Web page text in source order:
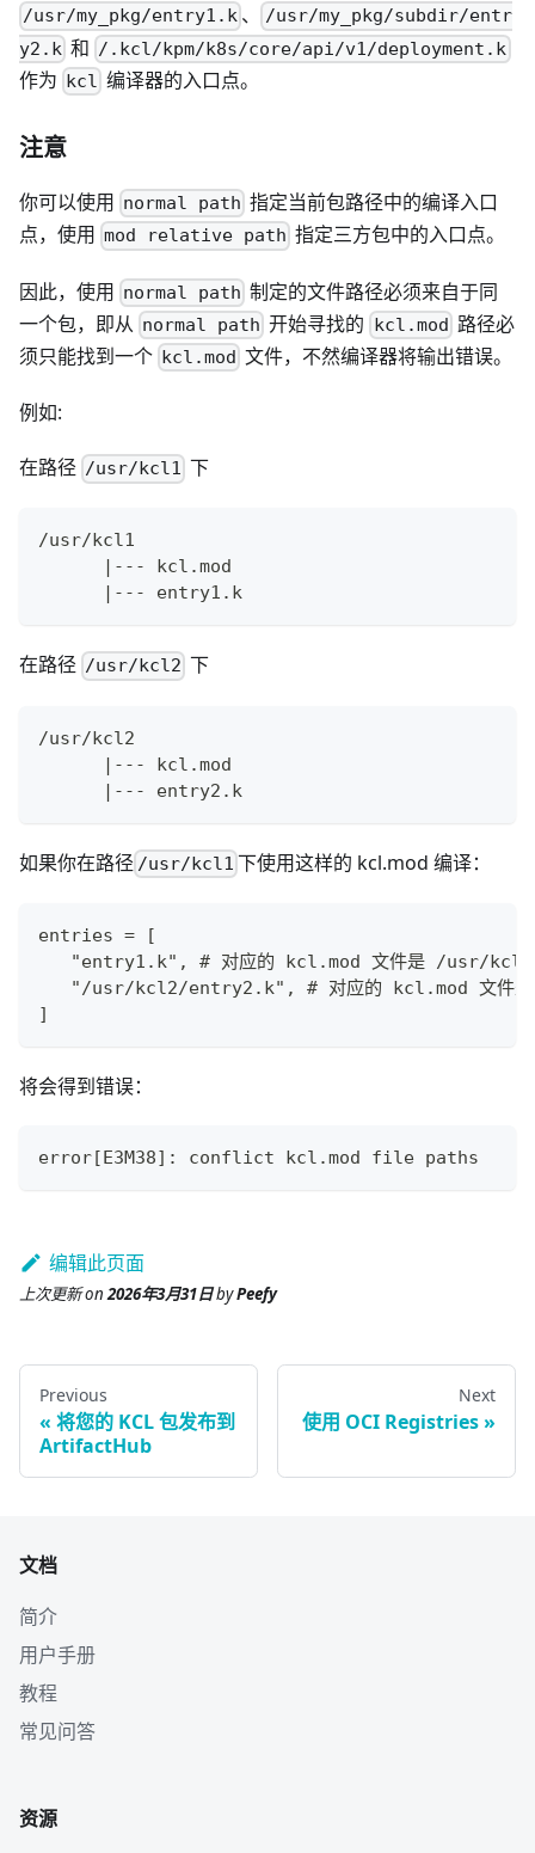
/usr/my_pkg/entry1.k 、
/usr/my_pkg/subdir/entr
y2.k 和 /.kcl/kpm/k8s/core/api/v1/deployment.k
作为 kcl 编译器的入口点。
注意
你可以使用 normal path 指定当前包路径中的编译入口
点，使用 mod relative path 指定三方包中的入口点。
因此，使用 normal path 制定的文件路径必须来自于同
一个包，即从 normal path 开始寻找的 kcl.mod 路径必
须只能找到一个 kcl.mod 文件，不然编译器将输出错误。
例如:
在路径 /usr/kcl1 下
/usr/kcl1
      |--- kcl.mod
      |--- entry1.k
在路径 /usr/kcl2 下
/usr/kcl2
      |--- kcl.mod
      |--- entry2.k
如果你在路径 /usr/kcl1 下使用这样的 kcl.mod 编译：
entries = [
"entry1.k", # 对应的 kcl.mod 文件是 /usr/
"/usr/kcl2/entry2.k", # 对应的 kcl.mod 文件
]
将会得到错误：
error[E3M38]: conflict kcl.mod file paths
编辑此页面
上次更新on2026年3月31日byPeefy
Previous
将您的 KCL 包发布到
ArtifactHub
Next
使用 OCI Registries
文档
简介
用户手册
教程
常见问答
资源